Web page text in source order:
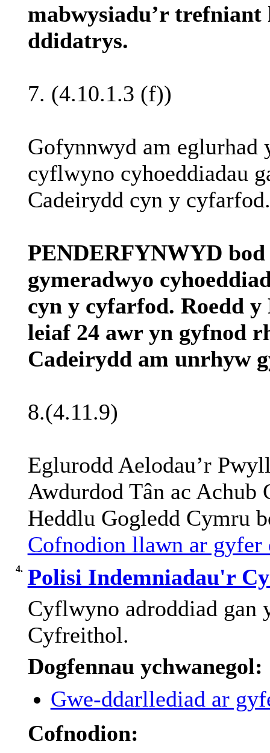
mabwysiadu’r trefniant
ddidatrys.
7. (4.10.1.3 (f))
Gofynnwyd am eglurhad
cyflwyno cyhoeddiadau
Cadeirydd cyn y cyfarfod.
PENDERFYNWYD
gymeradwyo
cyny cyfarfod. Roeddy
leiaf24 awr yn gyfnod
Cadeiryddam unrhyw
8.(4.11.9)
Eglurodd Aelodau’r
Awdurdod Tân ac Achub
Heddlu Gogledd Cymru
Cofnodion llawn ar gyfer
4. Polisi Indemniadau'r
Cyflwyno adroddiad gan
Cyfreithol.
Dogfennau ychwanegol:
Gwe-ddarllediad ar
Cofnodion: